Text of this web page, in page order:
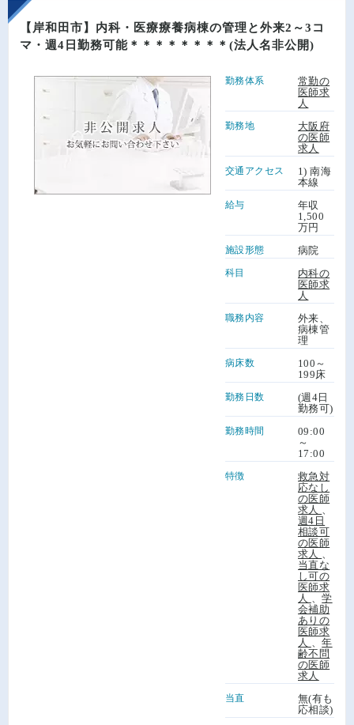
【岸和田市】内科・医療療養病棟の管理と外来2～3コ
マ・週4日勤務可能＊＊＊＊＊＊＊＊(法人名非公開)
勤務体系
常勤の
医師求
人
勤務地
大阪府
の医師
求人
交通アクセス
1) 南海
本線
給与
年収
1,500
万円
施設形態 病院
科目
内科の
医師求
人
職務内容
外来、
病棟管
理
病床数
100～
199床
勤務日数
(週4日
勤務可)
勤務時間
09:00
～
17:00
特徴
救急対
応なし
の医師
求人
週4日
相談可
の医師
求人
当直な
し可の
医師求
人
、学
会補助
ありの
医師求
人
、年
齢不問
の医師
求人
当直
無(有も
応相談)